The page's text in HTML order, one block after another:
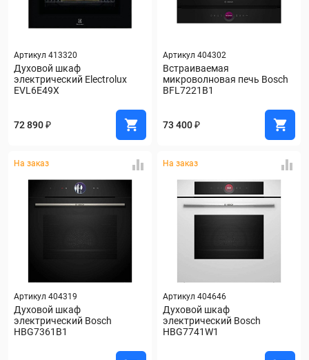
Артикул 413320
Духовой шкаф
электрический Electrolux
EVL6E49X
72 890 ₽
Артикул 404302
Встраиваемая
микроволновая печь Bosch
BFL7221B1
73 400 ₽
На заказ
Артикул 404319
Духовой шкаф
электрический Bosch
HBG7361B1
На заказ
Артикул 404646
Духовой шкаф
электрический Bosch
HBG7741W1